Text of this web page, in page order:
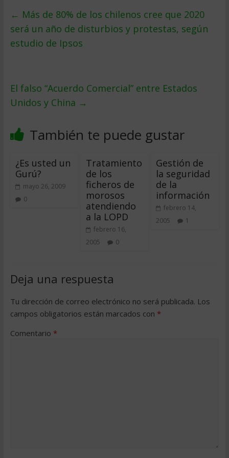
← Más de 80% de los chilenos cree que 2020
será un año de disturbios y protestas, según
estudio de Ipsos
El falso “Acuerdo Comercial” entre Estados
Unidos y China →
También te puede gustar
¿Es usted un
Gurú?
mayo 26, 2009
0
Tratamiento
de los
ficheros de
morosos
atendiendo
a la LOPD
febrero 16,
2005
0
Gestión de
la seguridad
de la
información
febrero 14,
2005
1
Deja una respuesta
Tu dirección de correo electrónico no será publicada. Los
campos obligatorios están marcados con *
Comentario *